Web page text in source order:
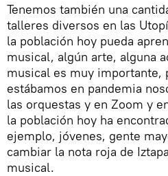
Tenemos también una
talleres diversos en las
la población hoy pueda
musical, algún arte, alguna
musical es muy importante,
estábamos en pandemia
las orquestas y en Zoom y
la población hoy ha
ejemplo, jóvenes, gente
cambiar la nota roja de
musical.